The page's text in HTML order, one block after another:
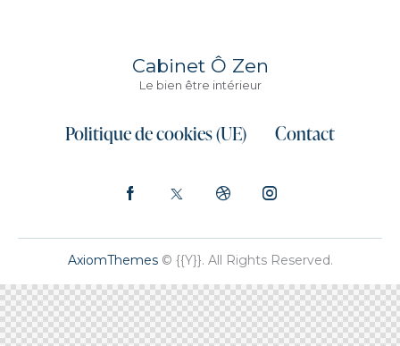
Cabinet Ô Zen
Le bien être intérieur
Politique de cookies (UE) Contact
AxiomThemes© {{Y}}. All Rights Reserved.